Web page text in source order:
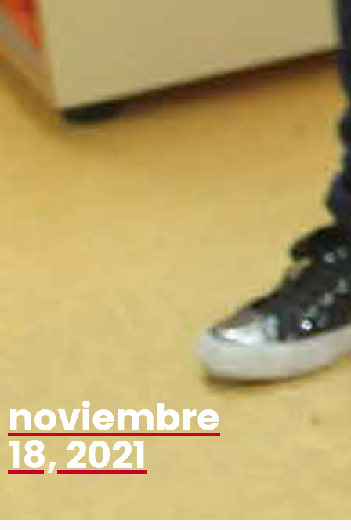
noviembre
18, 2021